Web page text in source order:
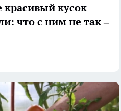
красивый кусок
что с ним не так –